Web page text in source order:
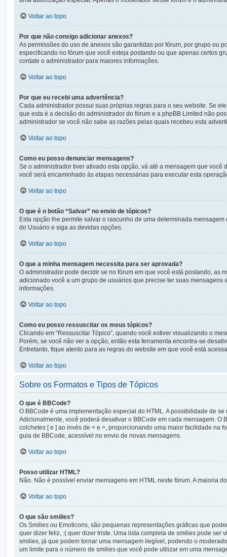
Voltar ao topo
Por que não consigo adicionar anexos?
As permissões do uso de anexos são garantidas por fórum, por grupo ou
especificando no fórum que você esteja postando ou que apenas certos
contate o administrador para maiores informações.
Voltar ao topo
Por que eu recebi uma advertência?
Cada administrador possui suas próprias regras para o seu website. Se
que esta é a decisão do administrador do fórum e a phpBB Limited não
administrador se você não sabe as razões pelas quais recebeu esta
Voltar ao topo
Como eu posso denunciar mensagens?
Se o administrador tiver ativado esta opção, vá até a mensagem que
você será encaminhado às etapas necessárias para executar esta
Voltar ao topo
O que é o botão “Salvar” no envio de tópicos?
Esta opção lhe permite salvar o rascunho de uma determinada
do Usuário e siga as devidas opções.
Voltar ao topo
O que a minha mensagem necessita para ser aprovada?
O administrador pode decidir se no fórum em que você está postando, as
adicionado você a um grupo de usuários que precise ter suas
informações.
Voltar ao topo
Como eu posso ressuscitar os meus tópicos?
Clicando em “Ressuscitar Tópico”, quando você estiver visualizando o
Porém, se você não ver a opção, então esta ferramenta encontra-se
Entretanto, fique atento para as regras do website em que você está
Voltar ao topo
Sobre os Formatos e Tipos de Tópicos
O que é BBCode?
O BBCode é uma implementação especial do HTML. A possibilidade de
Adicionalmente, você poderá desativar o BBCode em cada mensagem.
colchetes [ e ] ao invés de < e >, proporcionando uma maior facilidade na
guia de BBCode, acessível no envio de novas mensagens.
Voltar ao topo
Posso utilizar HTML?
Não. Não é possível enviar mensagens em HTML neste fórum. A maioria
Voltar ao topo
O que são smilies?
Os Smilies ou Emoticons, são pequenas representações gráficas que
quer dizer feliz, :( quer dizer triste. Uma lista completa de smilies pode
smilies, já que podem tornar uma mensagem ilegível, podendo o
um limite para o número de smilies que você pode utilizar em uma